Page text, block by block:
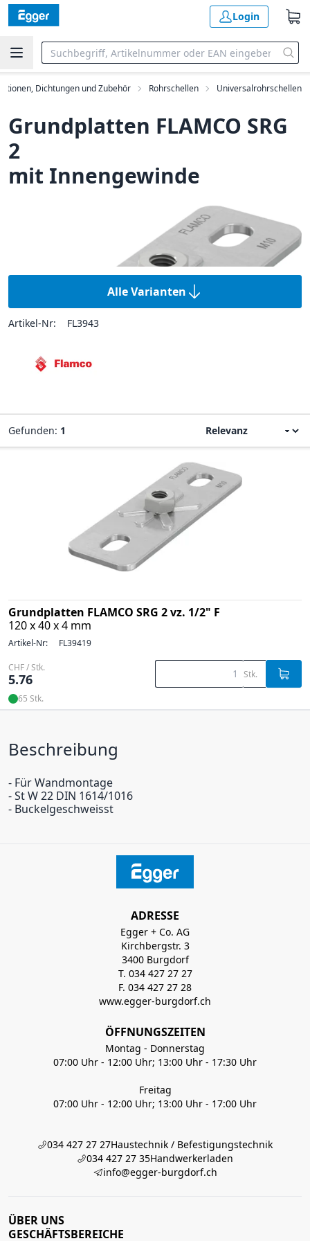
Login
Dichtungen und Zubehör Rohrschellen Universalrohrschellen
Grundplatten FLAMCO SRG
2
mit Innengewinde
Alle Varianten
Artikel-Nr: FL3943
Gefunden: 1
Grundplatten FLAMCO SRG 2 vz. 1/2" F
120 x 40 x 4 mm
Artikel-Nr: FL39419
CHF / Stk.
5.76 Stk.
65 Stk.
Beschreibung
- Für Wandmontage
- St W 22 DIN 1614/1016
- Buckelgeschweisst
ADRESSE
Egger + Co. AG
Kirchbergstr. 3
3400 Burgdorf
T. 034 427 27 27
F. 034 427 27 28
www.egger-burgdorf.ch
ÖFFNUNGSZEITEN
Montag - Donnerstag
07:00 Uhr - 12:00 Uhr; 13:00 Uhr - 17:30 Uhr
Freitag
07:00 Uhr - 12:00 Uhr; 13:00 Uhr - 17:00 Uhr
034 427 27 27Haustechnik / Befestigungstechnik
034 427 27 35Handwerkerladen
info@egger-burgdorf.ch
ÜBER UNS
GESCHÄFTSBEREICHE